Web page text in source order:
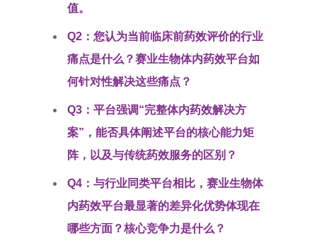
值。
Q2：您认为当前临床前药效评价的行业
痛点是什么？赛业生物体内药效平台如
何针对性解决这些痛点？
Q3：平台强调“完整体内药效解决方
案”，能否具体阐述平台的核心能力矩
阵，以及与传统药效服务的区别？
Q4：与行业同类平台相比，赛业生物体
内药效平台最显著的差异化优势体现在
哪些方面？核心竞争力是什么？